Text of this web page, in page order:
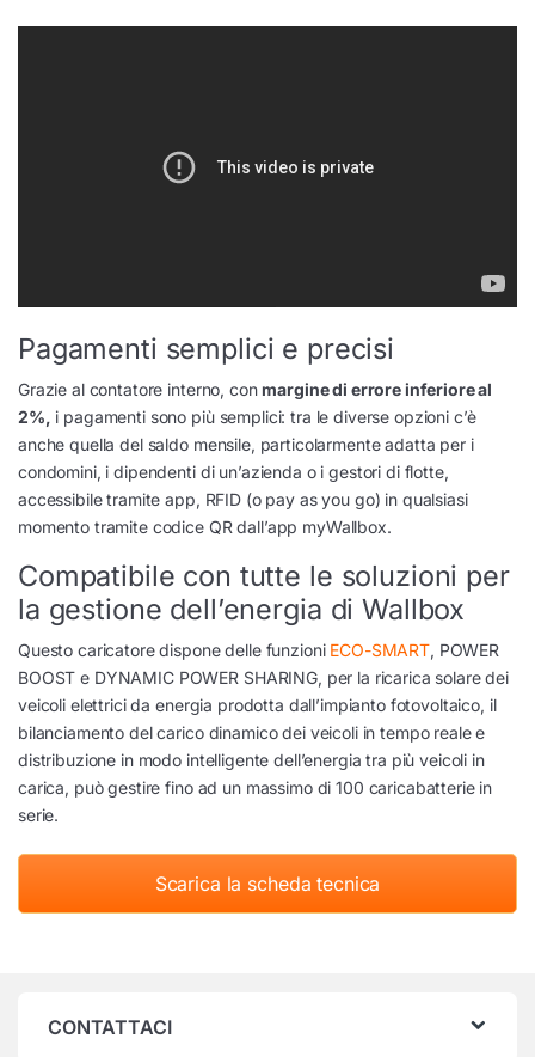
Pagamenti semplici e precisi
Grazie al contatore interno, conmargine di errore inferiore al
2%, i pagamenti sono più semplici: tra le diverse opzioni c’è
anche quella del saldo mensile, particolarmente adatta per i
condomini, i dipendenti di un’azienda o i gestori di flotte,
accessibile tramite app, RFID (o pay as you go) in qualsiasi
momento tramite codice QR dall’app myWallbox.
Compatibile con tutte le soluzioni per
la gestione dell’energia di Wallbox
Questo caricatore dispone delle funzioni ECO-SMART, POWER
BOOST e DYNAMIC POWER SHARING, per la ricarica solare dei
veicoli elettrici da energia prodotta dall’impianto fotovoltaico, il
bilanciamento del carico dinamico dei veicoli in tempo reale e
distribuzione in modo intelligente dell’energia tra più veicoli in
carica, può gestire fino ad un massimo di 100 caricabatterie in
serie.
Scarica la scheda tecnica
CONTATTACI